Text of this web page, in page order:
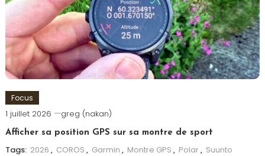
Focus
1 juillet 2026 greg (nakan)
Afficher sa position GPS sur sa montre de sport
Tags: 2026 , COROS , Garmin , Montre GPS , Polar, Suunto